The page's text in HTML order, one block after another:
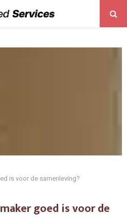
is voor de samenleving?
goed is voor de